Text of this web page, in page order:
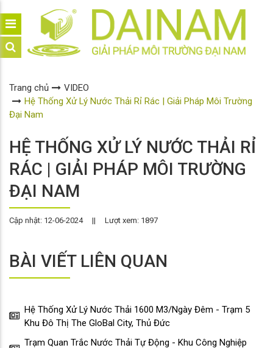
Trang chủ
VIDEO
Hệ Thống Xử Lý Nước Thải Rỉ Rác | Giải Pháp Môi Trường
Đại Nam
HỆ THỐNG XỬ LÝ NƯỚC THẢI RỈ
RÁC | GIẢI PHÁP MÔI TRƯỜNG
ĐẠI NAM
Cập nhật: 12-06-2024 || Lượt xem: 1897
BÀI VIẾT LIÊN QUAN
Hệ Thống Xử Lý Nước Thải 1600 M3/Ngày Đêm - Trạm 5
Khu Đô Thị The GloBal City, Thủ Đức
Trạm Quan Trắc Nước Thải Tự Động - Khu Công Nghiệp